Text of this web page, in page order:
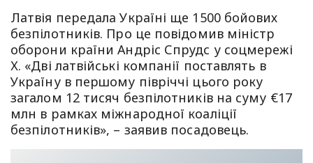
Латвія передала Україні ще 1500 бойових
безпілотників. Про це повідомив міністр
оборони країни Андріс Спрудс у соцмережі
Х. «Дві латвійські компанії поставлять в
Україну в першому півріччі цього року
загалом 12 тисяч безпілотників на суму €17
млн в рамках міжнародної коаліції
безпілотників», – заявив посадовець.